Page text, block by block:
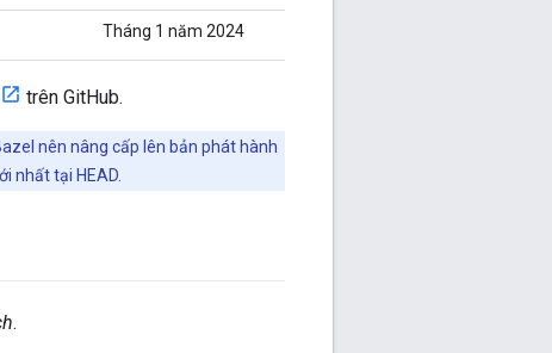
Tháng 1 năm 2024
trên GitHub.
nên nâng cấp lên bản phát hành
nhất tại HEAD.
.